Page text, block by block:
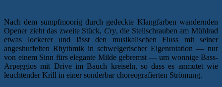
Nach dem sumpfmoorig durch gedeckte Klangfarben wandernden
Opener zieht das zweite Stück, Cry, die Stellschrauben am Mühlrad
etwas lockerer und lässt den musikalischen Fluss mit seiner
angeshuffelten Rhythmik in schwelgerischer Eigenrotation — nur
von einem Sinn fürs elegante Milde gebremst — um wonnige Bass-
Arpeggios mit Drive im Bauch kreiseln, so dass es anmutet wie
leuchtender Krill in einer sonderbar choreografierten Strömung.